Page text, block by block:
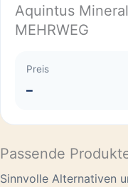
Aquintus
MEHRWEG
Preis
–
Passende
Sinnvolle Alternativen